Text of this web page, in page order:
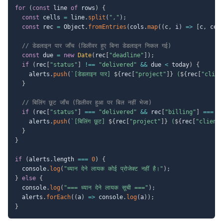
for ( const line of rows )
{
const cells = line. split ( "," ) ;
const rec = Object . fromEntries ( cols .map( ( c, i) => c,
// डेडलाइन पार जाँच (डिलीवर हुए बिना डेडलाइन निकल गई)
const due = new Date( rec "deadline" ) ;
if
( rec "status" !== "delivered" && due < today)
{
    alerts
. push( ` [डेडलाइन पार] ${ rec "project" } ( ${ rec
}
// बिलिंग छूट जाँच (डिलीवर हुआ पर बिल नहीं भेजा)
if
( rec "status" === "delivered" && rec "billing" ===
    alerts
. push( ` [बिलिंग छूट] ${ rec "project" } ( ${ rec
"client"
}
}
if (alerts . length === 0)
{
  console
. log ( "ध्यान देने लायक कोई प्रोजेक्ट नहीं है।" ) ;
} else {
  console
. log ( "=== ध्यान देने लायक सूची ===" ) ;
  alerts
. forEach( (a) => console. log (a) ) ;
}